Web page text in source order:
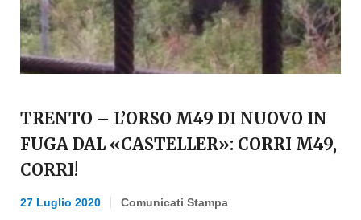
TRENTO – L’ORSO M49 DI NUOVO IN
FUGA DAL «CASTELLER»: CORRI M49,
CORRI!
27 Luglio 2020 Comunicati Stampa